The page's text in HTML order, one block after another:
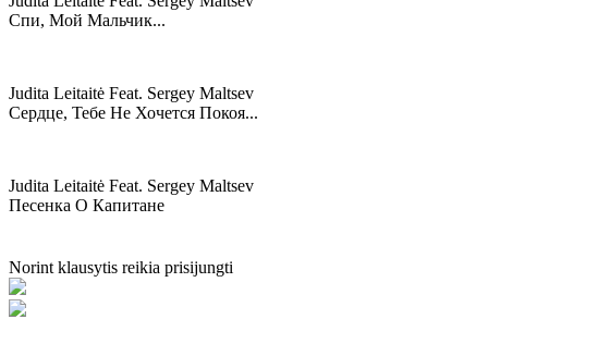
Спи, Мой Мальчик...
Judita Leitaitė Feat. Sergey Maltsev
Сердце, Тебе Не Хочется Покоя...
Judita Leitaitė Feat. Sergey Maltsev
Песенка О Капитане
Norint klausytis reikia prisijungti